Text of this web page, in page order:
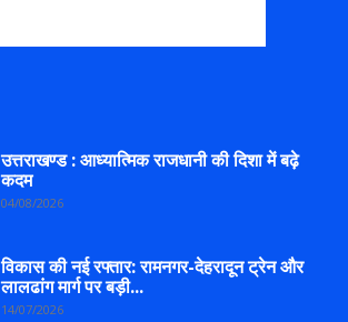
उत्तराखण्ड : आध्यात्मिक राजधानी की दिशा में बढ़े
कदम
04/08/2026
विकास की नई रफ्तार: रामनगर-देहरादून ट्रेन और
लालढांग मार्ग पर बड़ी...
14/07/2026